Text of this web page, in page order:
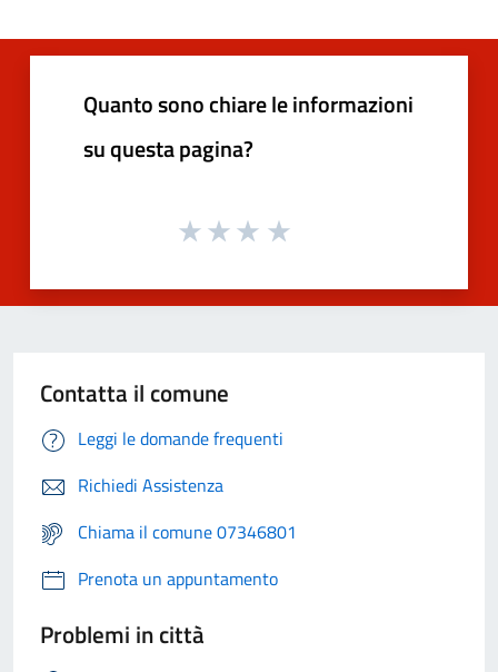
Quanto sono chiare le informazioni
su questa pagina?
Contatta il comune
Leggi le domande frequenti
Richiedi Assistenza
Chiama il comune 07346801
Prenota un appuntamento
Problemi in città